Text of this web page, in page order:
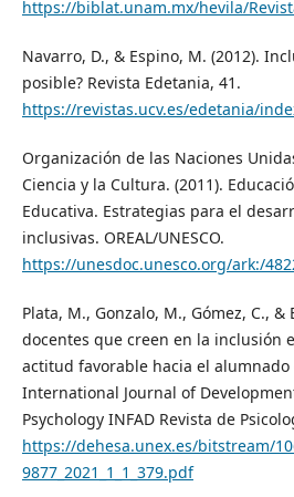
https://biblat.unam.mx/hevila/
Navarro, D., & Espino, M. (2012).
posible? Revista Edetania, 41.
https://revistas.ucv.es/edetania/
Organización de las Naciones
Ciencia y la Cultura. (2011).
Educativa. Estrategias para el
inclusivas. OREAL/UNESCO.
https://unesdoc.unesco.org/ark:/
Plata, M., Gonzalo, M., Gómez, C., &
docentes que creen en la inclusión
actitud favorable hacia el alumnado
International Journal of
Psychology INFAD Revista de
https://dehesa.unex.es/bitstream/
9877_2021_1_1_379.pdf